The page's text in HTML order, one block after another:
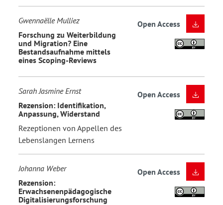
Gwennaëlle Mulliez
Forschung zu Weiterbildung
und Migration? Eine
Bestandsaufnahme mittels
eines Scoping-Reviews
Open Access
Sarah Jasmine Ernst
Rezension: Identifikation,
Anpassung, Widerstand
Rezeptionen von Appellen des
Lebenslangen Lernens
Open Access
Johanna Weber
Rezension:
Erwachsenenpädagogische
Digitalisierungsforschung
Open Access